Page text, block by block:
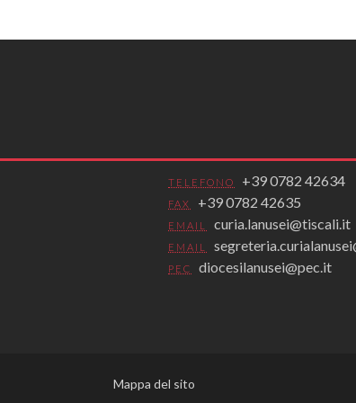
TELEFONO +39 0782 42634
FAX +39 0782 42635
EMAIL curia.lanusei@tiscali.it
EMAIL
PEC diocesilanusei@pec.it
Mappa del sito